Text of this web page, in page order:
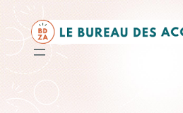
Aller
au
contenu